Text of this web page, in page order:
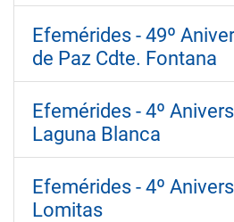
Efemérides - 49º
de Paz Cdte. Fontana
Efemérides - 4º
Laguna Blanca
Efemérides - 4º
Lomitas